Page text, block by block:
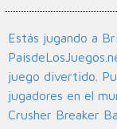
Estás jugando a
juego divertido.
jugadores en el
Crusher Breaker